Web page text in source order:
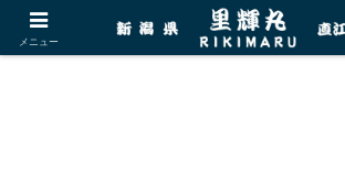
メニュー